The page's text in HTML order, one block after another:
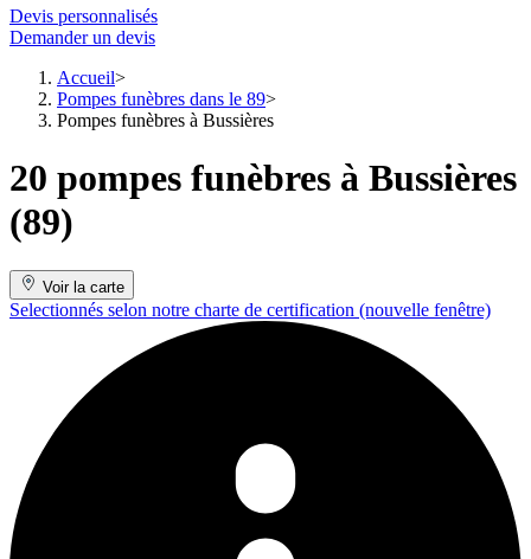
Devis personnalisés
Demander un devis
Accueil
Pompes funèbres dans le 89
Pompes funèbres à Bussières
20 pompes funèbres à Bussières
(89)
Voir la carte
Selectionnés selon notre charte de certification (nouvelle fenêtre)